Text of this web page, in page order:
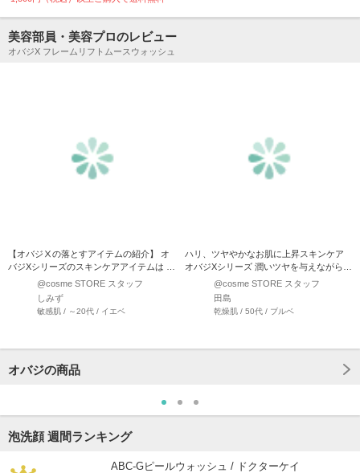
美容部員・美容プロのレビュー
オバジX フレームリフトムースウォッシュ
【オバジⅩの落とすアイテムの紹介】 オ
バジXシリーズのスキンケアアイテムは ハ
リ･乾燥などが気に…
@cosme STORE スタッフ
しみず
敏感肌 / ～20代 / イエベ
ハリ、ツヤやかなお肌に上昇スキンケア
オバジXシリーズ 潤いツヤを与えながら、
内側からのハリ弾力…
@cosme STORE スタッフ
田島
乾燥肌 / 50代 / ブルベ
オバジの商品
泡洗顔 週間ランキング
ABC-Gピールウォッシュ / ドクターケイ